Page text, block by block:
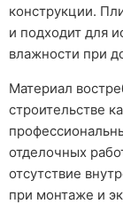
конструкции.
и подходит для
влажности при
Материал
строительстве
отделочных
отсутствие
при монтаже и